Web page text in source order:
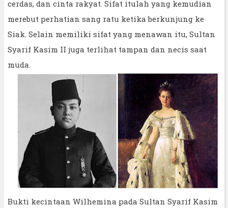
cerdas, dan cinta rakyat. Sifat itulah yang kemudian
merebut perhatian sang ratu ketika berkunjung ke
Siak. Selain memiliki sifat yang menawan itu, Sultan
Syarif Kasim II juga terlihat tampan dan necis saat
muda.
Bukti kecintaan Wilhemina pada Sultan Syarif Kasim